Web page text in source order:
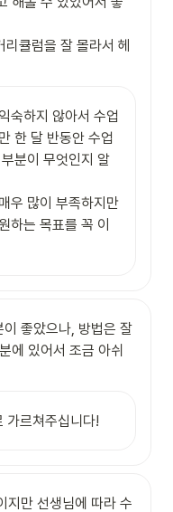
큘럼을 잘 몰라서 헤
숙하지 않아서 수업
한 달 반동안 수업
분이 무엇인지 알
우 많이 부족하지만
하는 목표를 꼭 이
좋았으나, 방법은 잘
에 있어서 조금 아쉬
가르쳐주십니다!
지만 선생님에 따라 수